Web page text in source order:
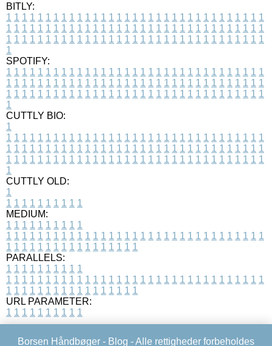
BITLY:
1 1 1 1 1 1 1 1 1 1 1 1 1 1 1 1 1 1 1 1 1 1 1 1 1 1 1 1 1 1 1 1 1
1 1 1 1 1 1 1 1 1 1 1 1 1 1 1 1 1 1 1 1 1 1 1 1 1 1 1 1 1 1 1 1 1
1 1 1 1 1 1 1 1 1 1 1 1 1 1 1 1 1 1 1 1 1 1 1 1 1 1 1 1 1 1 1 1 1
1
SPOTIFY:
1 1 1 1 1 1 1 1 1 1 1 1 1 1 1 1 1 1 1 1 1 1 1 1 1 1 1 1 1 1 1 1 1
1 1 1 1 1 1 1 1 1 1 1 1 1 1 1 1 1 1 1 1 1 1 1 1 1 1 1 1 1 1 1 1 1
1 1 1 1 1 1 1 1 1 1 1 1 1 1 1 1 1 1 1 1 1 1 1 1 1 1 1 1 1 1 1 1 1
1
CUTTLY BIO:
1
1 1 1 1 1 1 1 1 1 1 1 1 1 1 1 1 1 1 1 1 1 1 1 1 1 1 1 1 1 1 1 1 1
1 1 1 1 1 1 1 1 1 1 1 1 1 1 1 1 1 1 1 1 1 1 1 1 1 1 1 1 1 1 1 1 1
1 1 1 1 1 1 1 1 1 1 1 1 1 1 1 1 1 1 1 1 1 1 1 1 1 1 1 1 1 1 1 1 1
1
CUTTLY OLD:
1
1 1 1 1 1 1 1 1 1 1
MEDIUM:
1 1 1 1 1 1 1 1 1 1
1 1 1 1 1 1 1 1 1 1 1 1 1 1 1 1 1 1 1 1 1 1 1 1 1 1 1 1 1 1 1 1 1
1 1 1 1 1 1 1 1 1 1 1 1 1 1 1 1 1
PARALLELS:
1 1 1 1 1 1 1 1 1 1
1 1 1 1 1 1 1 1 1 1 1 1 1 1 1 1 1 1 1 1 1 1 1 1 1 1 1 1 1 1 1 1 1
1 1 1 1 1 1 1 1 1 1 1 1 1 1 1 1 1
URL PARAMETER:
1 1 1 1 1 1 1 1 1 1
Borsen Håndbøger - Blog - Alle rettigheder forbeholdes